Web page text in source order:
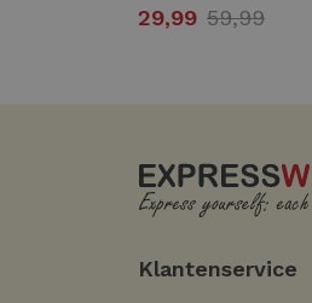
29,99 59,99
Klantenservice